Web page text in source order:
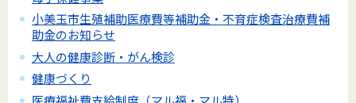
小美玉市生殖補助医療費等補助金・不育症検査治療費補
助金のお知らせ
大人の健康診断・がん検診
健康づくり